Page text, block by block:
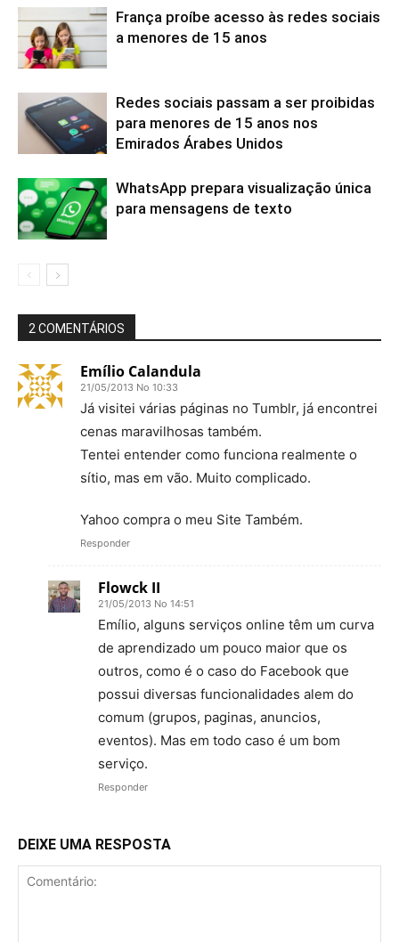
França proíbe acesso às redes sociais
a menores de 15 anos
Redes sociais passam a ser proibidas
para menores de 15 anos nos
Emirados Árabes Unidos
WhatsApp prepara visualização única
para mensagens de texto
2 COMENTÁRIOS
Emílio Calandula
21/05/2013 No 10:33
Já visitei várias páginas no Tumblr, já encontrei
cenas maravilhosas também.
Tentei entender como funciona realmente o
sítio, mas em vão. Muito complicado.
Yahoo compra o meu Site Também.
Responder
Flowck II
21/05/2013 No 14:51
Emílio, alguns serviços online têm um curva
de aprendizado um pouco maior que os
outros, como é o caso do Facebook que
possui diversas funcionalidades alem do
comum (grupos, paginas, anuncios,
eventos). Mas em todo caso é um bom
serviço.
Responder
DEIXE UMA RESPOSTA